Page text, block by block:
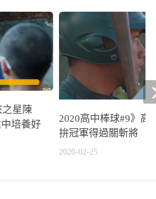
之星陳
培養好
2020高中棒球#9》高
拚冠軍得過關斬將
2020-02-25